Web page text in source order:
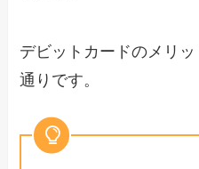
デビットカードのメリ
通りです。